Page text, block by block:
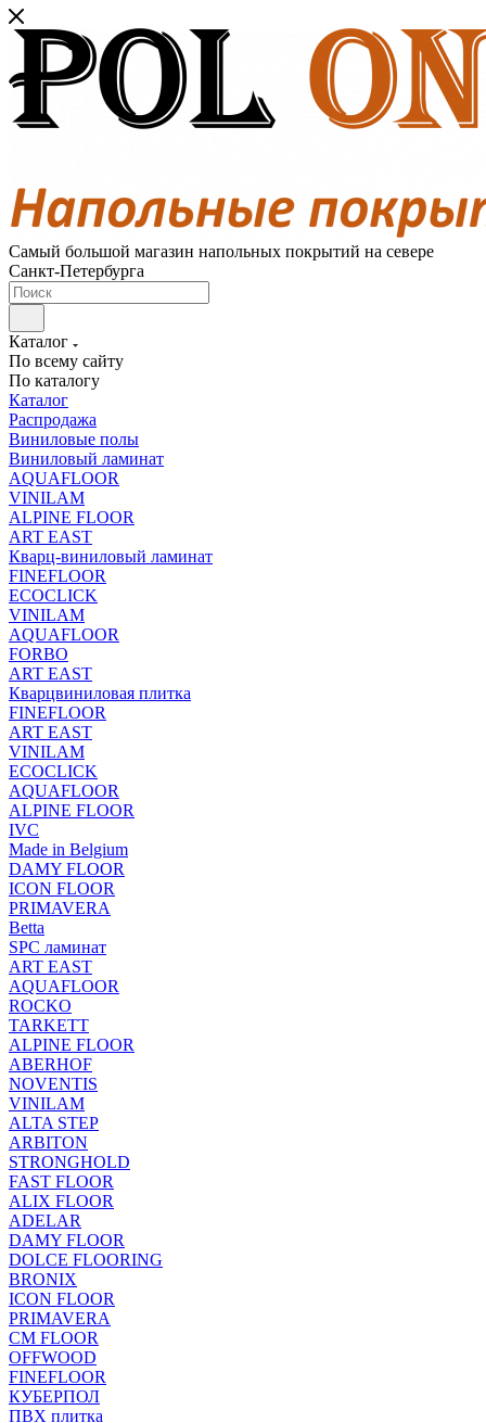
Самый большой магазин напольных покрытий на севере
Санкт-Петербурга
Каталог
По всему сайту
По каталогу
Каталог
Распродажа
Виниловые полы
Виниловый ламинат
AQUAFLOOR
VINILAM
ALPINE FLOOR
ART EAST
Кварц-виниловый ламинат
FINEFLOOR
ECOCLICK
VINILAM
AQUAFLOOR
FORBO
ART EAST
Кварцвиниловая плитка
FINEFLOOR
ART EAST
VINILAM
ECOCLICK
AQUAFLOOR
ALPINE FLOOR
IVC
Made in Belgium
DAMY FLOOR
ICON FLOOR
PRIMAVERA
Betta
SPC ламинат
ART EAST
AQUAFLOOR
ROCKO
TARKETT
ALPINE FLOOR
ABERHOF
NOVENTIS
VINILAM
ALTA STEP
ARBITON
STRONGHOLD
FAST FLOOR
ALIX FLOOR
ADELAR
DAMY FLOOR
DOLCE FLOORING
BRONIX
ICON FLOOR
PRIMAVERA
CM FLOOR
OFFWOOD
FINEFLOOR
КУБЕРПОЛ
ПВХ плитка